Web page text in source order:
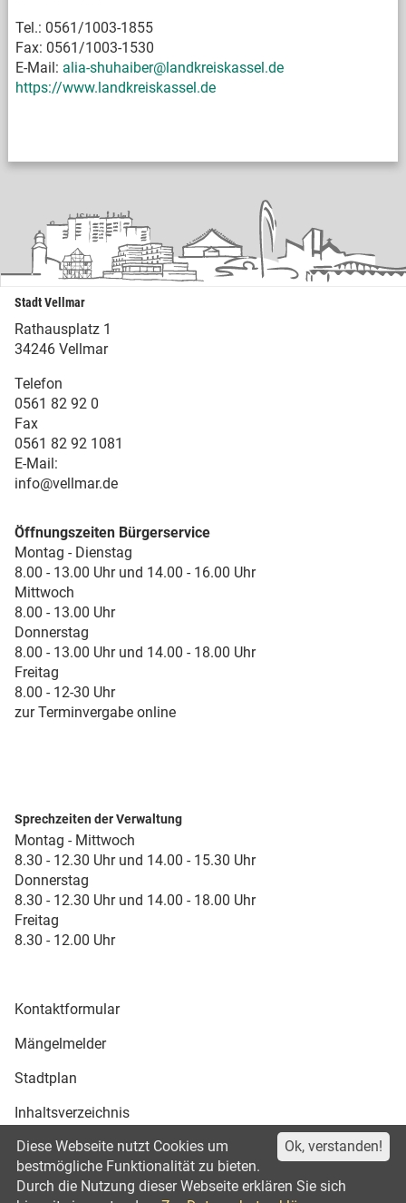
Tel.: 0561/1003-1855
Fax: 0561/1003-1530
E-Mail: alia-shuhaiber@landkreiskassel.de
https://www.landkreiskassel.de
Stadt Vellmar
Rathausplatz 1
34246 Vellmar
Telefon
0561 82 92 0
Fax
0561 82 92 1081
E-Mail:
info@vellmar.de
Öffnungszeiten Bürgerservice
Montag - Dienstag
8.00 - 13.00 Uhr und 14.00 - 16.00 Uhr
Mittwoch
8.00 - 13.00 Uhr
Donnerstag
8.00 - 13.00 Uhr und 14.00 - 18.00 Uhr
Freitag
8.00 - 12-30 Uhr
zur Terminvergabe online
Sprechzeiten der Verwaltung
Montag - Mittwoch
8.30 - 12.30 Uhr und 14.00 - 15.30 Uhr
Donnerstag
8.30 - 12.30 Uhr und 14.00 - 18.00 Uhr
Freitag
8.30 - 12.00 Uhr
Kontaktformular
Mängelmelder
Stadtplan
Inhaltsverzeichnis
Druckansicht
Impressum Datenschutz
Ok, verstanden!
Diese Webseite nutzt Cookies um
bestmögliche Funktionalität zu bieten.
Durch die Nutzung dieser Webseite erklären Sie sich